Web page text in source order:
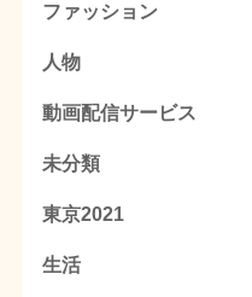
ファッション
人物
動画配信サービス
未分類
東京2021
生活